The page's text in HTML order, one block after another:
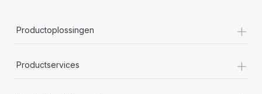
Productoplossingen +
Productservices +